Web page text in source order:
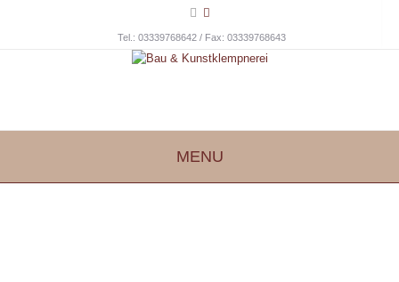
Tel.: 03339768642 / Fax: 03339768643
MENU